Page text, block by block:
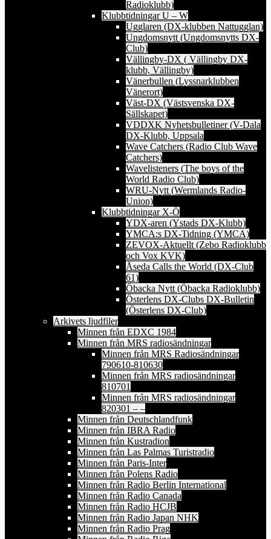
Radioklubb)
Klubbtidningar U – W
Ugglaren (DX-klubben Nattugglan)
Ungdomsnytt (Ungdomsnytts DX-
Club)
Vällingby-DX ( Vällingby DX-
klubb, Vällingby)
Vänerbullen (Lyssnarklubben
Vänerort)
Väst-DX (Västsvenska DX-
Sällskapet)
VDDXK Nyhetsbulletiner (V-Dala
DX-Klubb, Uppsala
Wave Catchers (Radio Club Wave
Catchers)
Wavelisteners (The boys of the
World Radio Club)
WRU-Nytt (Wermlands Radio-
Union)
Klubbtidningar X-Ö
YDX-aren (Ystads DX-Klubb)
YMCA:s DX-Tidning (YMCA)
ZEVOX-Aktuellt (Zebo Radioklubb
och Vox KVK)
Åseda Calls the World (DX-Club
61)
Öbacka Nytt (Öbacka Radioklubb)
Österlens DX-Clubs DX-Bulletin
(Österlens DX-Club)
Arkivets ljudfiler
Minnen från EDXC 1984
Minnen från MRS radiosändningar
Minnen från MRS Radiosändningar
790610-810630
Minnen från MRS radiosändningar
810701
Minnen från MRS radiosändningar
820301 – –
Minnen från Deutschlandfunk
Minnen från IBRA Radio
Minnen från Kustradion
Minnen från Las Palmas Turistradio
Minnen från Paris-Inter
Minnen från Polens Radio
Minnen från Radio Berlin International
Minnen från Radio Canada
Minnen från Radio HCJB
Minnen från Radio Japan NHK
Minnen från Radio Prag